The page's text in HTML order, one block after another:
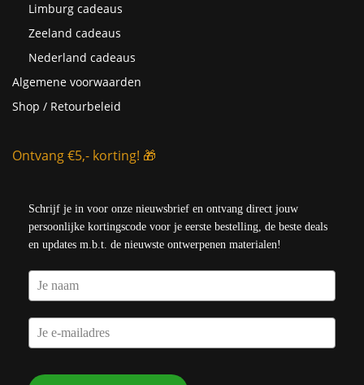
Limburg cadeaus
Zeeland cadeaus
Nederland cadeaus
Algemene voorwaarden
Shop / Retourbeleid
Ontvang €5,- korting! 🎁
Schrijf je in voor onze nieuwsbrief en ontvang direct jouw
persoonlijke kortingscode voor je eerste bestelling, de beste deals
en updates m.b.t. de nieuwste ontwerpenen materialen!